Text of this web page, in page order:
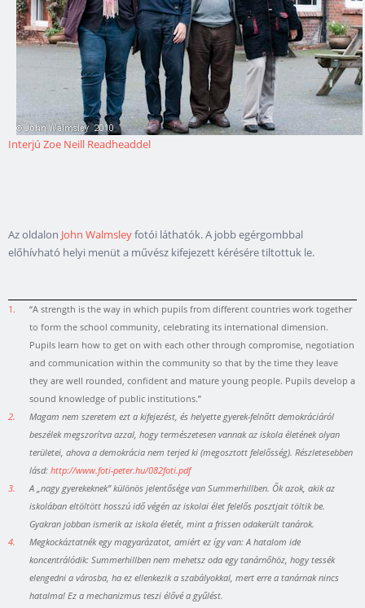
Interjú Zoe Neill Readheaddel
Az oldalon John Walmsleyfotói láthatók. A jobb egérgombbal
előhívható helyi menüt a művész kifejezett kérésére tiltottuk le.
1.
“A strength is the way in which pupils from different countries work together
to form the school community, celebrating its international dimension.
Pupils learn how to get on with each other through compromise, negotiation
and communication within the community so that by the time they leave
they are well rounded, confident and mature young people. Pupils develop a
sound knowledge of public institutions.”
2.
Magam nem szeretem ezt a kifejezést, és helyette gyerek-felnőtt demokráciáról
beszélek megszorítva azzal, hogy természetesen vannak az iskola életének olyan
területei, ahova a demokrácia nem terjed ki (megosztott felelősség). Részletesebben
lásd:http://www.foti-peter.hu/082foti.pdf
3.
A „nagy gyerekeknek” különös jelentősége van Summerhillben. Ők azok, akik az
iskolában eltöltött hosszú idő végén az iskolai élet felelős posztjait töltik be.
Gyakran jobban ismerik az iskola életét, mint a frissen odakerült tanárok.
4.
Megkockáztatnék egy magyarázatot, amiért ez így van: A hatalom ide
koncentrálódik: Summerhillben nem mehetsz oda egy tanárnőhöz, hogy tessék
elengedni a városba, ha ez ellenkezik a szabályokkal, mert erre a tanárnak nincs
hatalma! Ez a mechanizmus teszi élővé a gyűlést.